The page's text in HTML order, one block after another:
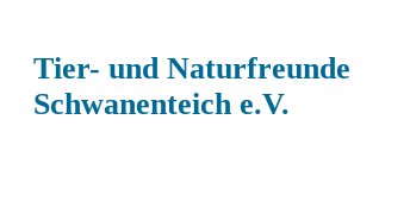
Tier- und Naturfreunde
Schwanenteich e.V.